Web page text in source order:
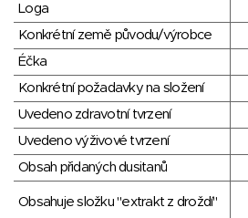
Loga
Konkrétní země původu/výrobce
Éčka
Konkrétní požadavky na složení
Uvedeno zdravotní tvrzení
Uvedeno výživové tvrzení
Obsah přidaných dusitanů
Obsahuje složku "extrakt z droždí"